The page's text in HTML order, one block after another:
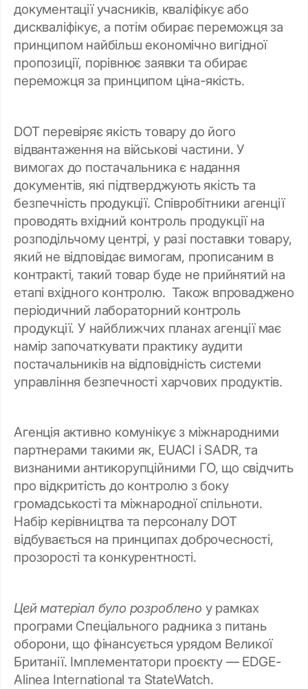
документації учасників, кваліфікує або
дискваліфікує, а потім обирає переможця за
принципом найбільш економічно вигідної
пропозиції, порівнює заявки та обирає
переможця за принципом ціна-якість.
DOT перевіряє якість товару до його
відвантаження на військові частини. У
вимогах до постачальника є надання
документів, які підтверджують якість та
безпечність продукції. Співробітники агенції
проводять вхідний контроль продукції на
розподільчому центрі, у разі поставки товару,
який не відповідає вимогам, прописаним в
контракті, такий товар буде не прийнятий на
етапі вхідного контролю. Також впроваджено
періодичний лабораторний контроль
продукції. У найближчих планах агенції має
намір започаткувати практику аудити
постачальників на відповідність системи
управління безпечності харчових продуктів.
Агенція активно комунікує з міжнародними
партнерами такими як, EUACI і SADR, та
визнаними антикорупційними ГО, що свідчить
про відкритість до контролю з боку
громадськості та міжнародної спільноти.
Набір керівництва та персоналу DOT
відбувається на принципах доброчесності,
прозорості та конкурентності.
Цей матеріал було розроблено у рамках
програми Спеціального радника з питань
оборони, що фінансується урядом Великої
Британії. Імплементатори проєкту — EDGE-
Alinea International та StateWatch.